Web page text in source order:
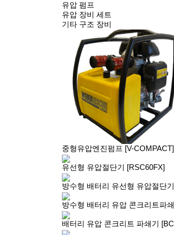
유압 펌프
유압 장비 세트
기타 구조 장비
중형유압엔진펌프 [V-COMPACT]
유선형 유압절단기 [RSC60FX]
방수형 배터리 유선형 유압절단
방수형 배터리 유압 콘크리트파
배터리 유압 콘크리트 파쇄기